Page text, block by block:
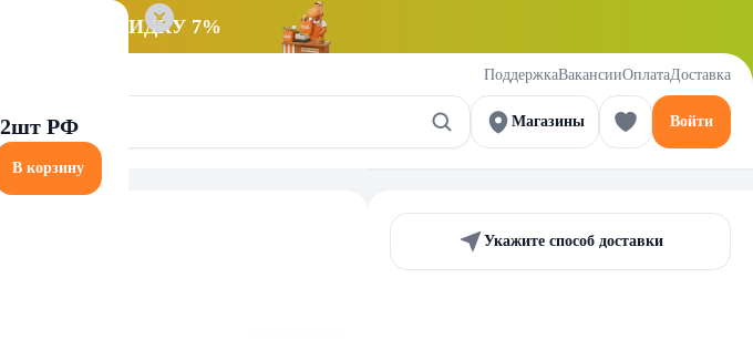
СКИДКУ 7%
ПоддержкаВакансииОплатаДоставка
Магазины Войти
Укажите способ доставки
РФ
В корзину